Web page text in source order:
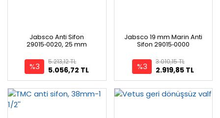
Jabsco Anti Sifon
29015‑0020, 25 mm
%3 5.056,72 TL
5.213,12 TL
Jabsco 19 mm Marin Anti
Sifon 29015‑0000
%3 2.919,85 TL
3.010,15 TL